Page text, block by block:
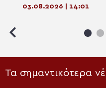
03.08.2026 | 14:01
Τα σημαντικότερα